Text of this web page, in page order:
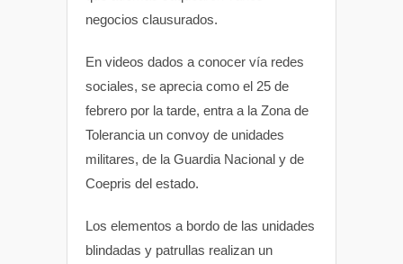
p k
negocios clausurados.
En videos dados a conocer vía redes
sociales, se aprecia como el 25 de
febrero por la tarde, entra a la Zona de
Tolerancia un convoy de unidades
militares, de la Guardia Nacional y de
Coepris del estado.
Los elementos a bordo de las unidades
blindadas y patrullas realizan un